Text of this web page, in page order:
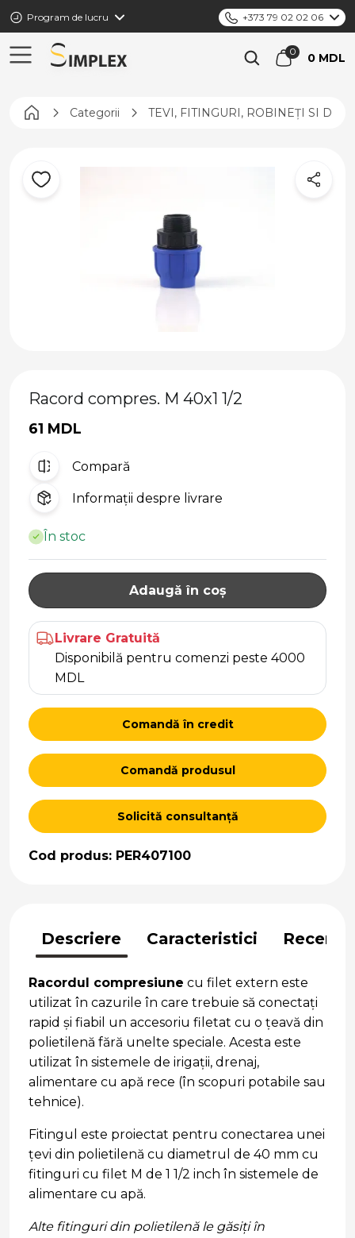
Program de lucru +373 79 02 02 06
0 MDL
Pagina principală
Categorii TEVI, FITINGURI, ROBINEȚI SI
Racord compres. M 40x1 1/2
61 MDL
Compară
Informații despre livrare
În stoc
Adaugă în coș
Livrare Gratuită
Disponibilă pentru comenzi peste 4000
MDL
Comandă în credit
Comandă produsul
Solicită consultanță
Cod produs: PER407100
Descriere Caracteristici
Racordul compresiune cu filet extern este
utilizat în cazurile în care trebuie să conectați
rapid și fiabil un accesoriu filetat cu o țeavă din
polietilenă fără unelte speciale. Acesta este
utilizat în sistemele de irigații, drenaj,
alimentare cu apă rece (în scopuri potabile sau
tehnice).
Fitingul este proiectat pentru conectarea unei
țevi din polietilenă cu diametrul de 40 mm cu
fitinguri cu filet M de 1 1/2 inch în sistemele de
alimentare cu apă.
Alte fitinguri din polietilenă le găsiți în